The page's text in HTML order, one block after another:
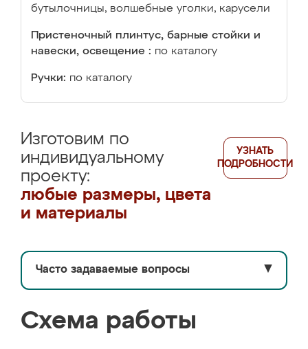
бутылочницы, волшебные уголки, карусели
Пристеночный плинтус, барные стойки и
навески, освещение : по каталогу
Ручки: по каталогу
Изготовим по
индивидуальному
проекту:
любые размеры, цвета
и материалы
УЗНАТЬ
ПОДРОБНОСТИ
Часто задаваемые вопросы ▼
Схема работы